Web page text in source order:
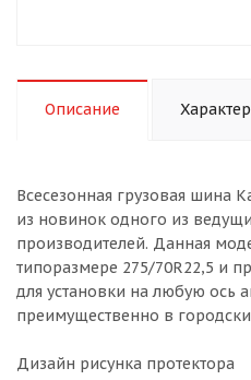
Описание
Всесезонная грузовая шина
из новинок одного из
производителей. Данная
типоразмере 275/70R22,5 и
для установки на любую ось
преимущественно в
Дизайн рисунка протектора